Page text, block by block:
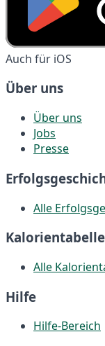
Auch für iOS
Über uns
Über uns
Jobs
Presse
Alle
Kalorientabelle
Alle
Hilfe
Hilfe-Bereich